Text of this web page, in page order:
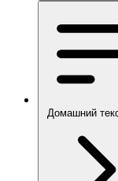
Домашний